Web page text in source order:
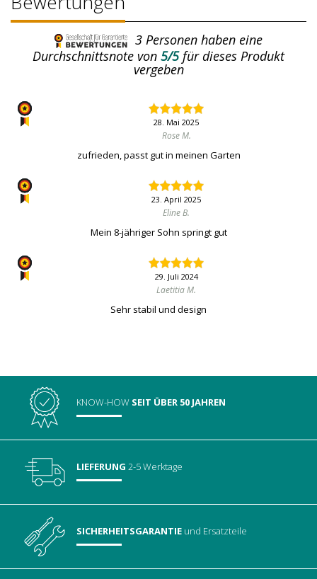
3 Personen haben eine
Durchschnittsnote von 5/5für dieses Produkt
vergeben
28. Mai 2025
Rose M.
zufrieden, passt gut in meinen Garten
23. April 2025
Eline B.
Mein 8-jähriger Sohn springt gut
29. Juli 2024
Laetitia M.
Sehr stabil und design
KNOW-HOW SEIT ÜBER 50 JAHREN
LIEFERUNG 2-5 Werktage
SICHERHEITSGARANTIE und Ersatzteile